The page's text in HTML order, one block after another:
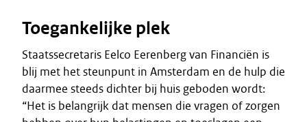
Toegankelijke plek
Staatssecretaris Eelco Eerenberg van Financiën is
blij met het steunpunt in Amsterdam en de hulp die
daarmee steeds dichter bij huis geboden wordt:
“Het is belangrijk dat mensen die vragen of zorgen